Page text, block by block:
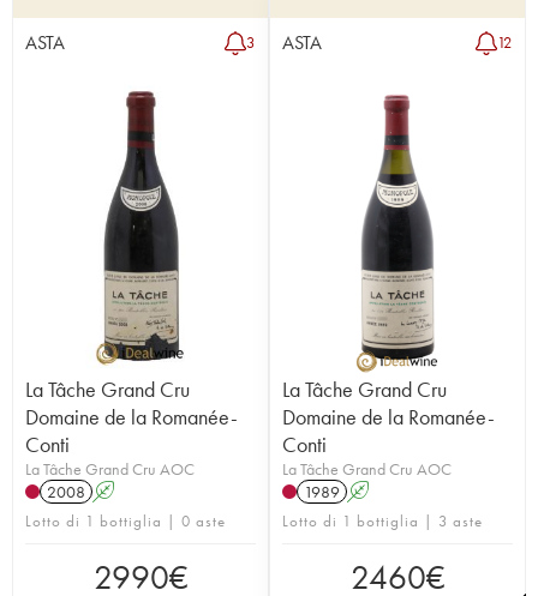
ASTA 3
La Tâche Grand Cru
Domaine de la Romanée-
Conti
La Tâche Grand Cru AOC
2008 A
Lotto di 1 bottiglia | 0 aste
2990€
ASTA 12
La Tâche Grand Cru
Domaine de la Romanée-
Conti
La Tâche Grand Cru AOC
1989 A
Lotto di 1 bottiglia | 3 aste
2460€